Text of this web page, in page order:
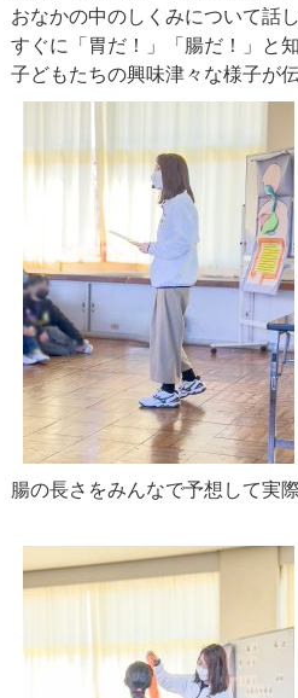
おなかの中のしくみについて話
すぐに「胃だ！」「腸だ！」と
子どもたちの興味津々な様子が
腸の長さをみんなで予想して実